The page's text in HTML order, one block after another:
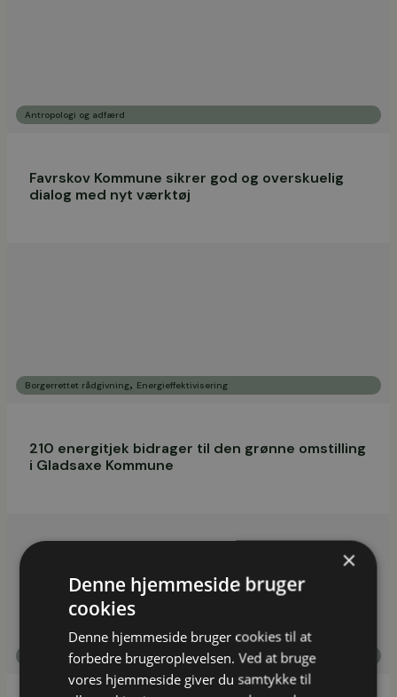
Antropologi og adfærd
Favrskov Kommune sikrer god og overskuelig
dialog med nyt værktøj
Borgerrettet rådgivning, Energieffektivisering
210 energitjek bidrager til den grønne omstilling
i Gladsaxe Kommune
Borgerrettet rådgivning, Energieffektivisering
×
Denne hjemmeside bruger
cookies
Denne hjemmeside bruger cookies til at
forbedre brugeroplevelsen. Ved at bruge
vores hjemmeside giver du samtykke til